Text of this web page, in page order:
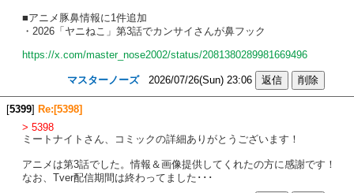
■アニメ豚鼻情報に1件追加
・2026「ヤニねこ」第3話でカンサイさんが鼻フック
https://x.com/master_nose2002/status/2081380289981669496
マスターノーズ2026/07/26(Sun) 23:06
[5399] Re:[5398]
> 5398
ミートナイトさん、コミックの詳細ありがとうございます！
アニメは第3話でした。情報＆画像提供してくれたの方に感謝です！
なお、Tver配信期間は終わってました･･･